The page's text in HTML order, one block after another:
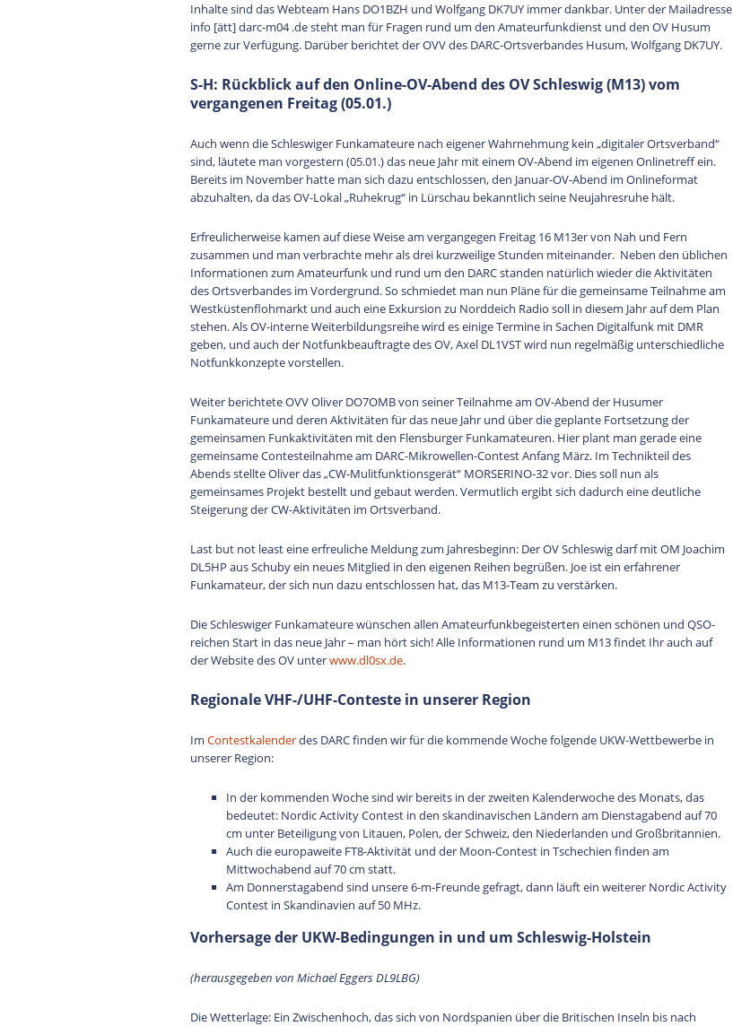
Inhalte sind das Webteam Hans DO1BZH und Wolfgang DK7UY immer dankbar. Unter der Mailadresse
info [ätt] darc-m04 .de steht man für Fragen rund um den Amateurfunkdienst und den OV Husum
gerne zur Verfügung. Darüber berichtet der OVV des DARC-Ortsverbandes Husum, Wolfgang DK7UY.
S-H: Rückblick auf den Online-OV-Abend des OV Schleswig (M13) vom
vergangenen Freitag (05.01.)
Auch wenn die Schleswiger Funkamateure nach eigener Wahrnehmung kein „digitaler Ortsverband“
sind, läutete man vorgestern (05.01.) das neue Jahr mit einem OV-Abend im eigenen Onlinetreff ein.
Bereits im November hatte man sich dazu entschlossen, den Januar-OV-Abend im Onlineformat
abzuhalten, da das OV-Lokal „Ruhekrug“ in Lürschau bekanntlich seine Neujahresruhe hält.
Erfreulicherweise kamen auf diese Weise am vergangegen Freitag 16 M13er von Nah und Fern
zusammen und man verbrachte mehr als drei kurzweilige Stunden miteinander. Neben den üblichen
Informationen zum Amateurfunk und rund um den DARC standen natürlich wieder die Aktivitäten
des Ortsverbandes im Vordergrund. So schmiedet man nun Pläne für die gemeinsame Teilnahme am
Westküstenflohmarkt und auch eine Exkursion zu Norddeich Radio soll in diesem Jahr auf dem Plan
stehen. Als OV-interne Weiterbildungsreihe wird es einige Termine in Sachen Digitalfunk mit DMR
geben, und auch der Notfunkbeauftragte des OV, Axel DL1VST wird nun regelmäßig unterschiedliche
Notfunkkonzepte vorstellen.
Weiter berichtete OVV Oliver DO7OMB von seiner Teilnahme am OV-Abend der Husumer
Funkamateure und deren Aktivitäten für das neue Jahr und über die geplante Fortsetzung der
gemeinsamen Funkaktivitäten mit den Flensburger Funkamateuren. Hier plant man gerade eine
gemeinsame Contesteilnahme am DARC-Mikrowellen-Contest Anfang März. Im Technikteil des
Abends stellte Oliver das „CW-Mulitfunktionsgerät“ MORSERINO-32 vor. Dies soll nun als
gemeinsames Projekt bestellt und gebaut werden. Vermutlich ergibt sich dadurch eine deutliche
Steigerung der CW-Aktivitäten im Ortsverband.
Last but not least eine erfreuliche Meldung zum Jahresbeginn: Der OV Schleswig darf mit OM Joachim
DL5HP aus Schuby ein neues Mitglied in den eigenen Reihen begrüßen. Joe ist ein erfahrener
Funkamateur, der sich nun dazu entschlossen hat, das M13-Team zu verstärken.
Die Schleswiger Funkamateure wünschen allen Amateurfunkbegeisterten einen schönen und QSO-
reichen Start in das neue Jahr – man hört sich! Alle Informationen rund um M13 findet Ihr auch auf
der Website des OV unterwww.dl0sx.de.
Regionale VHF-/UHF-Conteste in unserer Region
Im Contestkalenderdes DARC finden wir für die kommende Woche folgende UKW-Wettbewerbe in
unserer Region:
In der kommenden Woche sind wir bereits in der zweiten Kalenderwoche des Monats, das
bedeutet: Nordic Activity Contest in den skandinavischen Ländern am Dienstagabend auf 70
cm unter Beteiligung von Litauen, Polen, der Schweiz, den Niederlanden und Großbritannien.
Auch die europaweite FT8-Aktivität und der Moon-Contest in Tschechien finden am
Mittwochabend auf 70 cm statt.
Am Donnerstagabend sind unsere 6-m-Freunde gefragt, dann läuft ein weiterer Nordic Activity
Contest in Skandinavien auf 50 MHz.
Vorhersage der UKW-Bedingungen in und um Schleswig-Holstein
(herausgegeben von Michael Eggers DL9LBG)
Die Wetterlage: Ein Zwischenhoch, das sich von Nordspanien über die Britischen Inseln bis nach